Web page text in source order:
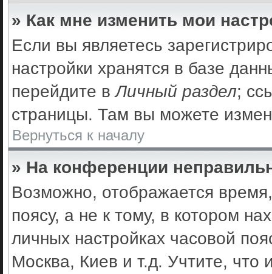
» Как мне изменить мои
Если вы являетесь
настройки хранятся в базе
перейдите вЛичный раздел;
страницы. Там вы можете
Вернуться к началу
» На конференции
Возможно, отображается
поясу, а не к тому, в котором
личных настройках часовой
Москва, Киев и т.д. Учтите, что